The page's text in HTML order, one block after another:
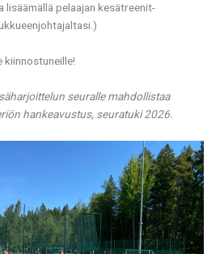
pelaajan kesätreenit-
kiinnostuneille!
seuralle mahdollistaa
hankeavustus, seuratuki 2026.